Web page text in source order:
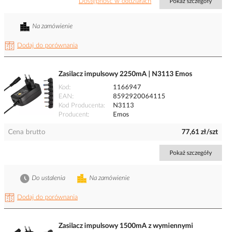
Pokaż szczegóły
Dodaj do porównania
Na zamówienie
Zasilacz impulsowy 2250mA | N3113 Emos
Kod
1166947
EAN
8592920064115
Kod Producenta
N3113
Producent
Emos
Cena brutto 77,61 zł/szt
Pokaż szczegóły
Dodaj do porównania
Na zamówienie
Do ustalenia
Zasilacz impulsowy 1500mA z wymiennymi